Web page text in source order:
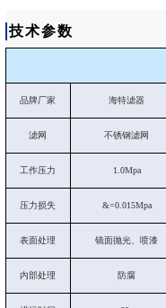
技术参数
品牌厂家 海特滤器
滤网 不锈钢滤网
工作压力 1.0Mpa
压力损失 &=0.015Mpa
表面处理 镜面抛光、喷漆
内部处理 防腐